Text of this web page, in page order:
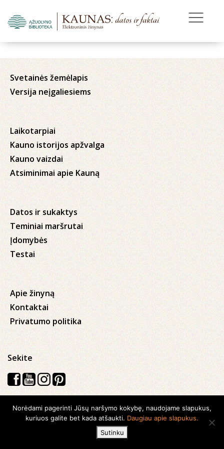
Svetainės žemėlapis
Versija neįgaliesiems
Laikotarpiai
Kauno istorijos apžvalga
Kauno vaizdai
Atsiminimai apie Kauną
Datos ir sukaktys
Teminiai maršrutai
Įdomybės
Testai
Apie žinyną
Kontaktai
Privatumo politika
Sekite
Visos teisės saugomos © 2026 Kauno apskrities viešoji Ąžuolyno
biblioteka
Norėdami pagerinti Jūsų naršymo kokybę, naudojame slapukus,
kuriuos galite bet kada atšaukti. Daugiau apie slapukus.
Sutinku